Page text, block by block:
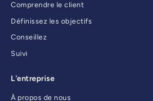
Comprendre le client
Définissez les objectifs
Conseillez
Suivi
L'entreprise
À propos de nous